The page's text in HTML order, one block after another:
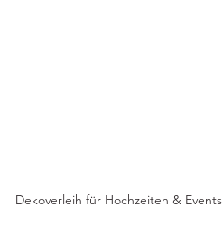
Dekoverleih für Hochzeiten & Events